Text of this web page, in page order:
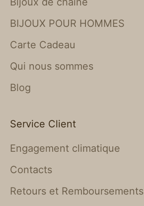
BIJOUX POUR HOMMES
Carte Cadeau
Qui nous sommes
Blog
Service Client
Engagement climatique
Contacts
Retours et Remboursements